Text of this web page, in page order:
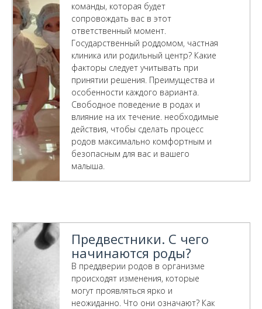
команды, которая будет
сопровождать вас в этот
ответственный момент.
Государственный роддомом, частная
клиника или родильный центр? Какие
факторы следует учитывать при
принятии решения. Преимущества и
особенности каждого варианта.
Свободное поведение в родах и
влияние на их течение. необходимые
действия, чтобы сделать процесс
родов максимально комфортным и
безопасным для вас и вашего
малыша.
Предвестники. С чего
начинаются роды?
В преддверии родов в организме
происходят изменения, которые
могут проявляться ярко и
неожиданно. Что они означают? Как